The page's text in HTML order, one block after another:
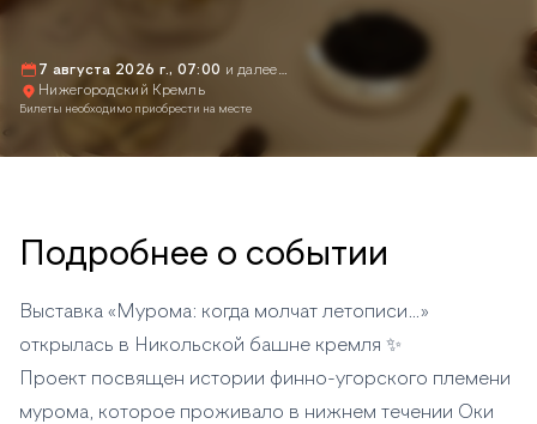
7 августа 2026 г., 07:00 и далее…
Нижегородский Кремль
Билеты необходимо приобрести на месте
Подробнее о событии
Выставка «Мурома: когда молчат летописи…»
открылась в Никольской башне кремля ✨
Проект посвящен истории финно-угорского племени
мурома, которое проживало в нижнем течении Оки